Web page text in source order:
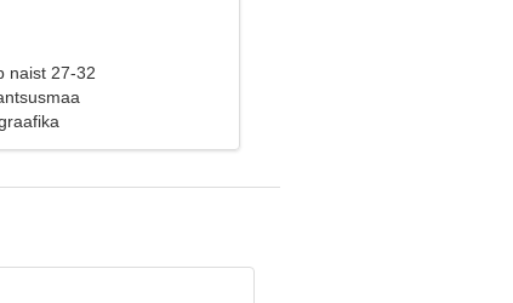
naist 27-32